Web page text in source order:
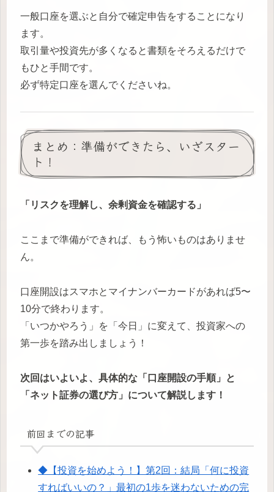
一般口座を選ぶと自分で確定申告をすることになり
ます。
取引量や投資先が多くなると書類をそろえるだけで
もひと手間です。
必ず特定口座を選んでくださいね。
まとめ：準備ができたら、いざスター
ト！
「リスクを理解し、余剰資金を確認する」
ここまで準備ができれば、もう怖いものはありませ
ん。
口座開設はスマホとマイナンバーカードがあれば5〜
10分で終わります。
「いつかやろう」を「今日」に変えて、投資家への
第一歩を踏み出しましょう！
次回はいよいよ、具体的な「口座開設の手順」と
「ネット証券の選び方」について解説します！
前回までの記事
◆【投資を始めよう！】第2回：結局「何に投資
すればいいの？」最初の1歩を迷わないための完